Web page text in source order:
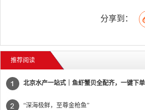
分享到：
推荐阅读
北京水产一站式｜鱼虾蟹贝全配齐，一键下
“深海极鲜，至尊金枪鱼”